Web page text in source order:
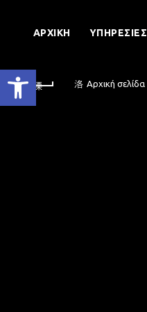
ΑΡΧΙΚΉ ΥΠΗΡΕΣΊΕΣ
Αρχική σελίδα
Ανοίξτε τη γραμμή εργαλείων